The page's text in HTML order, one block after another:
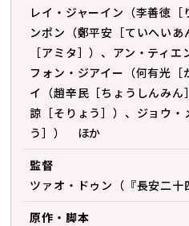
レイ・ジャーイン（李善徳
ンポン（鄭平安［ていへい
［アミタ］）、アン・ティエ
フォン・ジアイー（何有光
イ（趙辛民［ちょうしんみ
諒［そりょう］）、ジョウ・
う］） ほか
監督
ツァオ・ドゥン（『長安二十
原作・脚本